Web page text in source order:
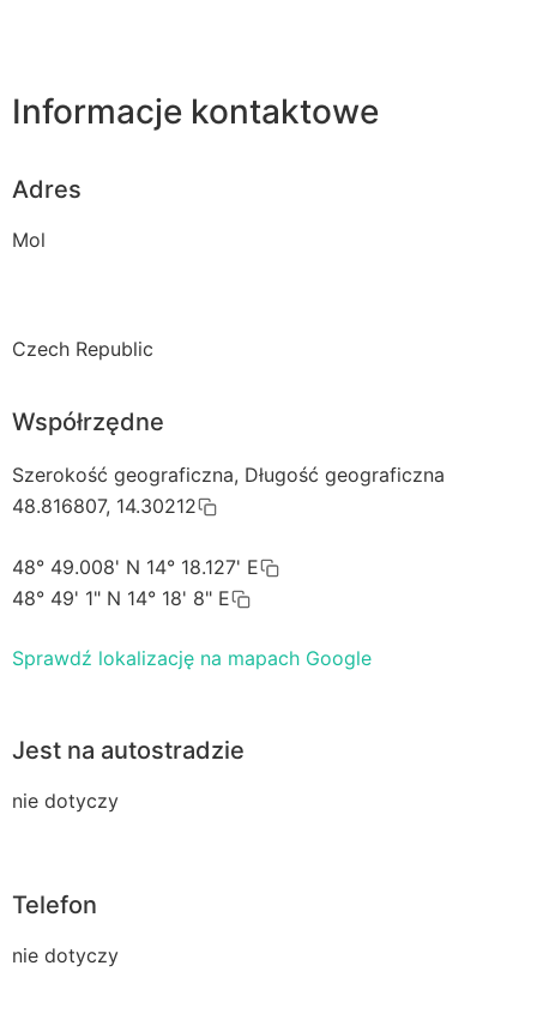
Informacje kontaktowe
Adres
Mol
Czech Republic
Współrzędne
Szerokość geograficzna, Długość geograficzna
48.816807, 14.30212
48° 49.008' N 14° 18.127' E
48° 49' 1" N 14° 18' 8" E
Sprawdź lokalizację na mapach Google
Jest na autostradzie
nie dotyczy
Telefon
nie dotyczy